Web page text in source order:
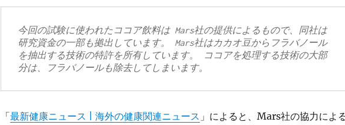
今回の試験に使われたココア飲料は Mars社の提供によるもので、同社は
研究資金の一部も拠出しています。 Mars社はカカオ豆からフラバノール
を抽出する技術の特許を所有しています。 ココアを処理する技術の大部
分は、フラバノールも除去してしまいます。
「最新健康ニュース | 海外の健康関連ニュース 」によると、Mars社の協力によ